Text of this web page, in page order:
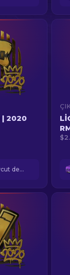
| 2020
Kasalar mevcut değil